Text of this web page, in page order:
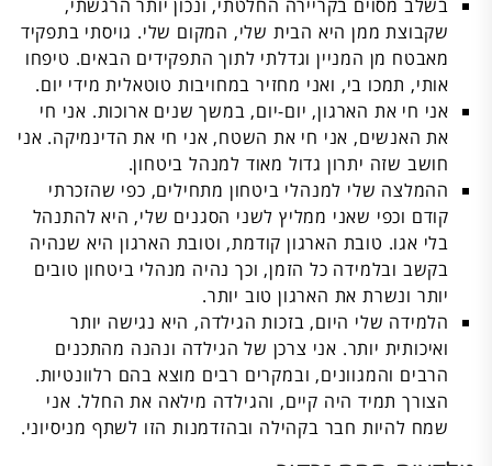
בשלב מסוים בקריירה החלטתי, ונכון יותר הרגשתי,
שקבוצת ממן היא הבית שלי, המקום שלי. גויסתי בתפקיד
מאבטח מן המניין וגדלתי לתוך התפקידים הבאים. טיפחו
אותי, תמכו בי, ואני מחזיר במחויבות טוטאלית מידי יום.
אני חי את הארגון, יום-יום, במשך שנים ארוכות. אני חי
את האנשים, אני חי את השטח, אני חי את הדינמיקה. אני
חושב שזה יתרון גדול מאוד למנהל ביטחון.
ההמלצה שלי למנהלי ביטחון מתחילים, כפי שהזכרתי
קודם וכפי שאני ממליץ לשני הסגנים שלי, היא להתנהל
בלי אגו. טובת הארגון קודמת, וטובת הארגון היא שנהיה
בקשב ובלמידה כל הזמן, וכך נהיה מנהלי ביטחון טובים
יותר ונשרת את הארגון טוב יותר.
הלמידה שלי היום, בזכות הגילדה, היא נגישה יותר
ואיכותית יותר. אני צרכן של הגילדה ונהנה מהתכנים
הרבים והמגוונים, ובמקרים רבים מוצא בהם רלוונטיות.
הצורך תמיד היה קיים, והגילדה מילאה את החלל. אני
שמח להיות חבר בקהילה ובהזדמנות הזו לשתף מניסיוני.